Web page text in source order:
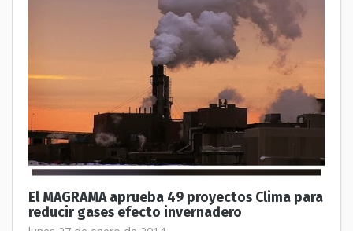
El MAGRAMA aprueba 49 proyectos Clima para
reducir gases efecto invernadero